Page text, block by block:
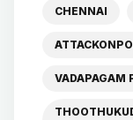
CHENNAI
VADAPAGAM